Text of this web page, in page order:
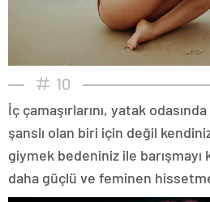
10
İç çamaşırlarını, yatak
şanslı olan biri için değil
giymek bedeniniz ile barışmayı
daha güçlü ve feminen